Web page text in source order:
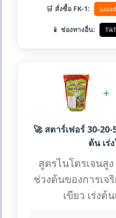
🛒 สั่งซื้อ FK-1:
📱 ช่องทางอื่น:
+
🚀 สตาร์เฟอร์ 30-20-
ต้น เร่
สูตรไนโตรเจนสู
ช่วงต้นของการเจ
เขียว เร่งต้